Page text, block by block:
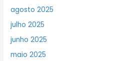
agosto 2025
julho 2025
junho 2025
maio 2025